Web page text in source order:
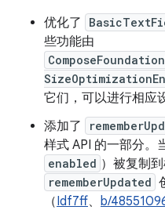
优化了
些功能由
它们，可以进行相应
添加了
样式 API 的一部分。
enabled ）被复制
rememberUpdated
（Idf7ff、 b/